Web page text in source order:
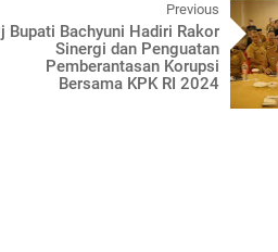
Previous
Bupati Bachyuni Hadiri Rakor
Sinergi dan Penguatan
Pemberantasan Korupsi
Bersama KPK RI 2024